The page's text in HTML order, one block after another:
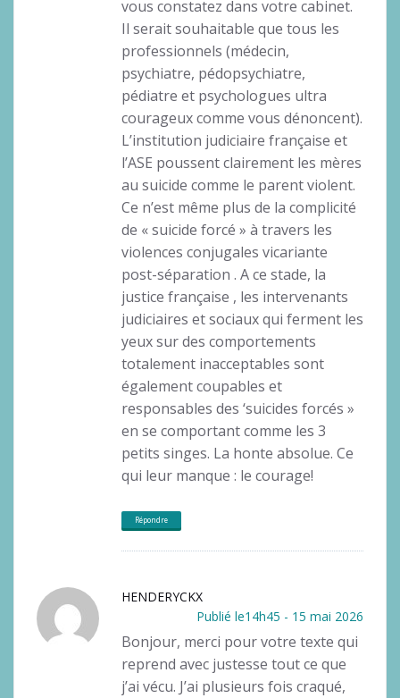
vous constatez dans votre cabinet.
Il serait souhaitable que tous les
professionnels (médecin,
psychiatre, pédopsychiatre,
pédiatre et psychologues ultra
courageux comme vous dénoncent).
L’institution judiciaire française et
l’ASE poussent clairement les mères
au suicide comme le parent violent.
Ce n’est même plus de la complicité
de « suicide forcé » à travers les
violences conjugales vicariante
post-séparation . A ce stade, la
justice française , les intervenants
judiciaires et sociaux qui ferment les
yeux sur des comportements
totalement inacceptables sont
également coupables et
responsables des ‘suicides forcés »
en se comportant comme les 3
petits singes. La honte absolue. Ce
qui leur manque : le courage!
Répondre
HENDERYCKX
Publié le14h45 - 15 mai 2026
Bonjour, merci pour votre texte qui
reprend avec justesse tout ce que
j’ai vécu. J’ai plusieurs fois craqué,